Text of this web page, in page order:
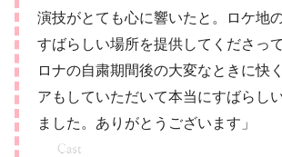
演技がとても心に響いたと。ロケ地
すばらしい場所を提供してくださっ
ロナの自粛期間後の大変なときに快
アもしていただいて本当にすばらし
ました。ありがとうございます」